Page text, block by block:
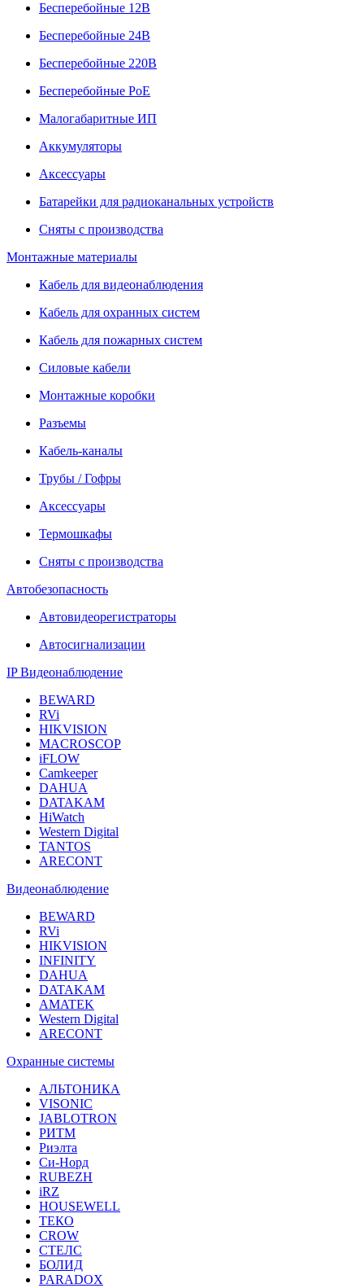
Бесперебойные 12В
Бесперебойные 24В
Бесперебойные 220В
Бесперебойные PoE
Малогабаритные ИП
Аккумуляторы
Аксессуары
Батарейки для радиоканальных устройств
Сняты с производства
Монтажные материалы
Кабель для видеонаблюдения
Кабель для охранных систем
Кабель для пожарных систем
Силовые кабели
Монтажные коробки
Разъемы
Кабель-каналы
Трубы / Гофры
Аксессуары
Термошкафы
Сняты с производства
Автобезопасность
Автовидеорегистраторы
Автосигнализации
IP Видеонаблюдение
BEWARD
RVi
HIKVISION
MACROSCOP
iFLOW
Camkeeper
DAHUA
DATAKAM
HiWatch
Western Digital
TANTOS
ARECONT
Видеонаблюдение
BEWARD
RVi
HIKVISION
INFINITY
DAHUA
DATAKAM
AMATEK
Western Digital
ARECONT
Охранные системы
АЛЬТОНИКА
VISONIC
JABLOTRON
РИТМ
Риэлта
Си-Норд
RUBEZH
iRZ
HOUSEWELL
ТЕКО
CROW
СТЕЛС
БОЛИД
PARADOX